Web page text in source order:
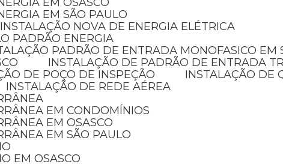
EM SÃO PAULO
INSTALAÇÃO NOVA DE ENERGIA ELÉTRICA
PADRÃO ENERGIA
PADRÃO DE ENTRADA MONOFASICO EM
INSTALAÇÃO DE PADRÃO DE ENTRADA
DE POÇO DE INSPEÇÃO
INSTALAÇÃO DE
INSTALAÇÃO DE REDE AÉREA
EM CONDOMÍNIOS
EM OSASCO
EM SÃO PAULO
EM OSASCO